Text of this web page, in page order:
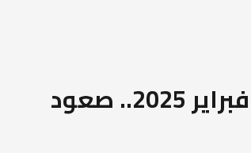
أسعار الذهب في مصر اليوم الثلاثاء 4 فبراير 2025.. صعود